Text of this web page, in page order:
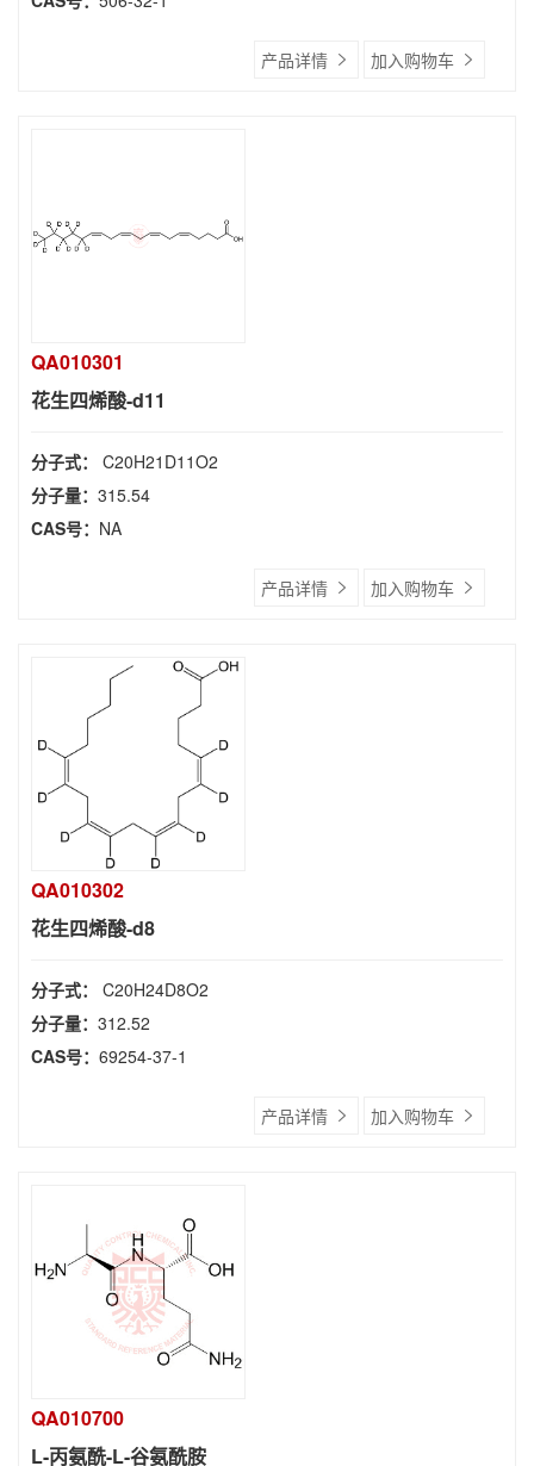
产品详情 加入购物车
QA010301
花生四烯酸-d11
分子式： C20H21D11O2
分子量： 315.54
CAS号： NA
产品详情 加入购物车
QA010302
花生四烯酸-d8
分子式： C20H24D8O2
分子量： 312.52
CAS号： 69254-37-1
产品详情 加入购物车
QA010700
L-丙氨酰-L-谷氨酰胺